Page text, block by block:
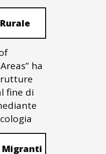
ha
fine di
Migranti